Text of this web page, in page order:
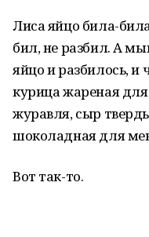
Лиса яйцо била-
бил, не разбил. А
яйцо и разбилось, и
курица жареная
журавля, сыр
шоколадная для
Вот так-то.